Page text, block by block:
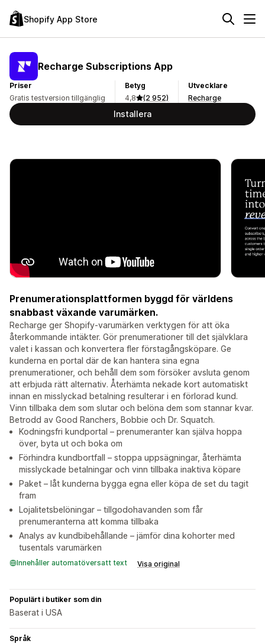
Shopify App Store
Recharge Subscriptions App
Priser
Gratis testversion tillgänglig
Betyg
4,8
(2 952)
Utvecklare
Recharge
Installera
Prenumerationsplattformen byggd för världens
snabbast växande varumärken.
Recharge ger Shopify-varumärken verktygen för att öka
återkommande intäkter. Gör prenumerationer till det självklara
valet i kassan och konvertera fler förstagångsköpare. Ge
kunderna en portal där de kan hantera sina egna
prenumerationer, och behåll dem som försöker avsluta genom
att erbjuda rätt alternativ. Återhämta nekade kort automatiskt
innan en misslyckad betalning resulterar i en förlorad kund.
Vinn tillbaka dem som slutar och belöna dem som stannar kvar.
Betrodd av Good Ranchers, Bobbie och Dr. Squatch.
Kodningsfri kundportal – prenumeranter kan själva hoppa
över, byta ut och boka om
Förhindra kundbortfall – stoppa uppsägningar, återhämta
misslyckade betalningar och vinn tillbaka inaktiva köpare
Paket – låt kunderna bygga egna eller köpa de set du tagit
fram
Lojalitetsbelöningar – tillgodohavanden som får
prenumeranterna att komma tillbaka
Analys av kundbibehållande – jämför dina kohorter med
tusentals varumärken
Innehåller automatöversatt text Visa original
Populärt i butiker som din
Baserat i USA
Språk